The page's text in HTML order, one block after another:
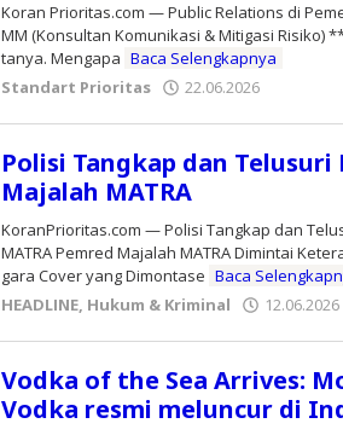
Koran Prioritas.com — Public Relations di
MM (Konsultan Komunikasi & Mitigasi Risiko)
tanya. Mengapa Baca Selengkapnya
Standart Prioritas
22.06.2026
Polisi Tangkap dan Telusuri
Majalah MATRA
KoranPrioritas.com — Polisi Tangkap dan
MATRA Pemred Majalah MATRA Dimintai
gara Cover yang Dimontase Baca
HEADLINE, Hukum & Kriminal 12.06.2026
Vodka of the Sea Arrives:
Vodka resmi meluncur di